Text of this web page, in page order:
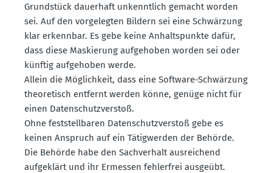
Grund­stück dauerhaft unkenntlich gemacht worden
sei. Auf den vorge­legten Bildern sei eine Schwärzung
klar erkennbar. Es gebe keine Anhalts­punkte dafür,
dass diese Maskierung aufge­hoben worden sei oder
künftig aufge­hoben werde.
Allein die Möglichkeit, dass eine Software-Schwärzung
theore­tisch entfernt werden könne, genüge nicht für
einen Daten­schutz­verstoß.
Ohne feststell­baren Daten­schutz­verstoß gebe es
keinen Anspruch auf ein Tätig­werden der Behörde.
Die Behörde habe den Sachverhalt ausrei­chend
aufge­klärt und ihr Ermessen fehlerfrei ausgeübt.